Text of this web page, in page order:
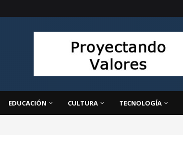
EDUCACIÓN CULTURA TECNOLOGÍA